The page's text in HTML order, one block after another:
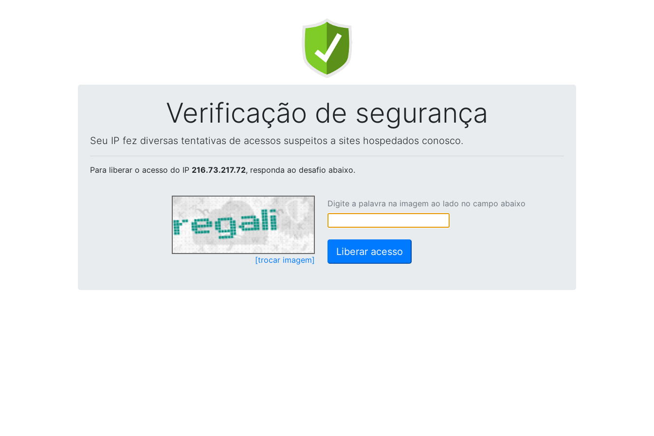
Verificação de segurança
Seu IP fez diversas tentativas de acessos suspeitos a sites hospedados conosco.
Para liberar o acesso do IP 216.73.217.72, responda ao desafio abaixo.
[trocar imagem]
Digite a palavra na imagem ao lado no campo abaixo